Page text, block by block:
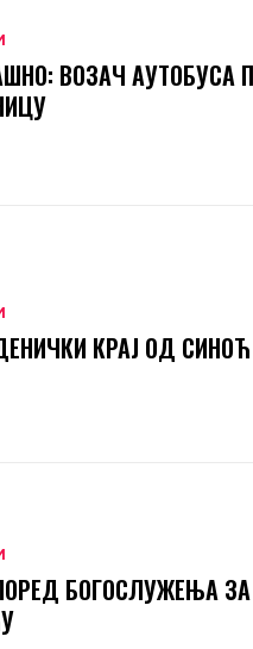
ВОЗАЧ АУТОБУСА
КРАЈ ОД СИНОЋ
БОГОСЛУЖЕЊА